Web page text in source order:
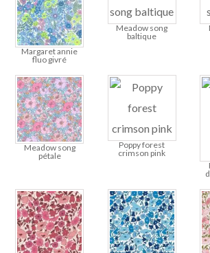
Margaret annie
fluo givré
Meadow song
baltique
Meadow song
pétale
Poppy forest
crimson pink